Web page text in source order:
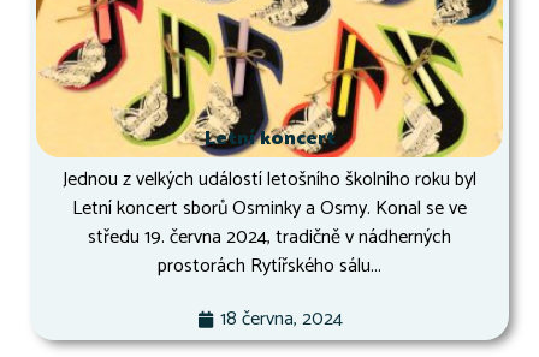
Letní koncert
Jednou z velkých událostí letošního školního roku byl
Letní koncert sborů Osminky a Osmy. Konal se ve
středu 19. června 2024, tradičně v nádherných
prostorách Rytířského sálu...
18 června, 2024